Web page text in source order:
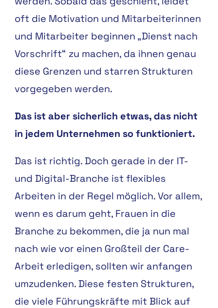
oft die Motivation und Mitarbeiterinnen
und Mitarbeiter beginnen „Dienst nach
Vorschrift“ zu machen, da ihnen genau
diese Grenzen und starren Strukturen
vorgegeben werden.
Das ist aber sicherlich etwas, das nicht
in jedem Unternehmen so funktioniert.
Das ist richtig. Doch gerade in der IT-
und Digital-Branche ist flexibles
Arbeiten in der Regel möglich. Vor allem,
wenn es darum geht, Frauen in die
Branche zu bekommen, die ja nun mal
nach wie vor einen Großteil der Care-
Arbeit erledigen, sollten wir anfangen
umzudenken. Diese festen Strukturen,
die viele Führungskräfte mit Blick auf